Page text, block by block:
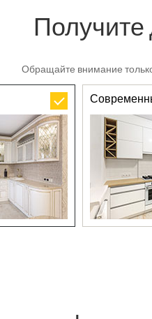
Обращайте внимание